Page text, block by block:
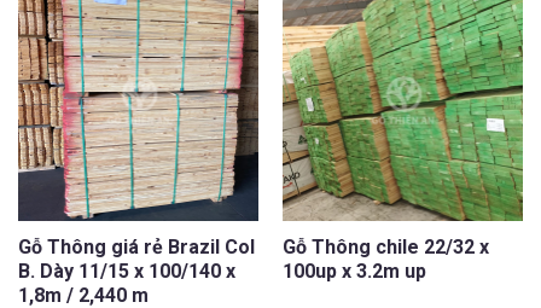
Gỗ Thông giá rẻ Brazil Col
B. Dày 11/15 x 100/140 x
1,8m / 2,440 m
Gỗ Thông chile 22/32 x
100up x 3.2m up